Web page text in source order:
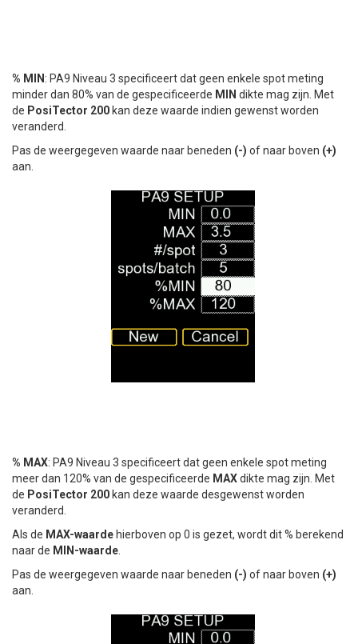
% MIN : PA9 Niveau 3 specificeert dat geen enkele spot meting
minder dan 80% van de gespecificeerde MIN dikte mag zijn. Met
de PosiTector 200 kan deze waarde indien gewenst worden
veranderd.
Pas de weergegeven waarde naar beneden (-) of naar boven (+)
aan.
% MAX: PA9 Niveau 3 specificeert dat geen enkele spot meting
meer dan 120% van de gespecificeerde MAXdikte mag zijn. Met
de PosiTector 200 kan deze waarde desgewenst worden
veranderd.
Als de MAX-waarde hierboven op 0 is gezet, wordt dit % berekend
naar de MIN-waarde
Pas de weergegeven waarde naar beneden (-) of naar boven (+)
aan.